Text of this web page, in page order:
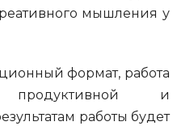
мышления у
формат, работа
и
работы будет